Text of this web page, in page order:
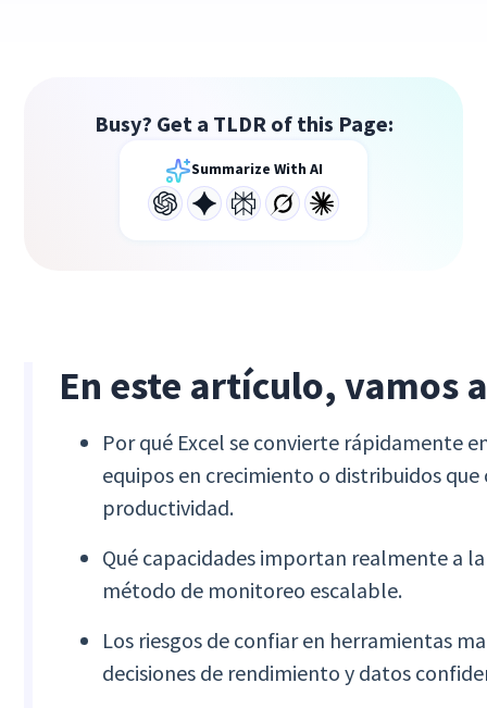
Busy? Get a TLDR of this Page:
Summarize With AI
En este artículo, vamos
Por qué Excel se convierte rápidamente
equipos en crecimiento o distribuidos
productividad.
Qué capacidades importan realmente a
método de monitoreo escalable.
Los riesgos de confiar en herramientas
decisiones de rendimiento y datos